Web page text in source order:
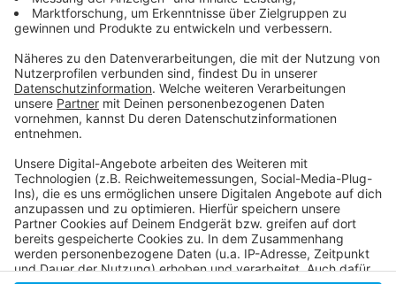
Die aktuellen Corona-Impf-Zahlen der Stadt!
Impfungen in den Bundesländern!
Anzeige
Anzeige